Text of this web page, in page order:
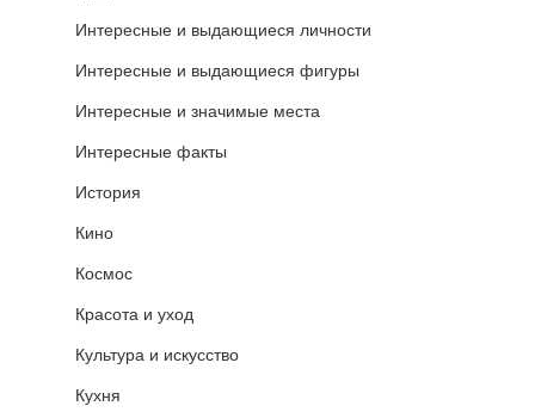
Интересные и выдающиеся личности
Интересные и выдающиеся фигуры
Интересные и значимые места
Интересные факты
История
Кино
Космос
Красота и уход
Культура и искусство
Кухня